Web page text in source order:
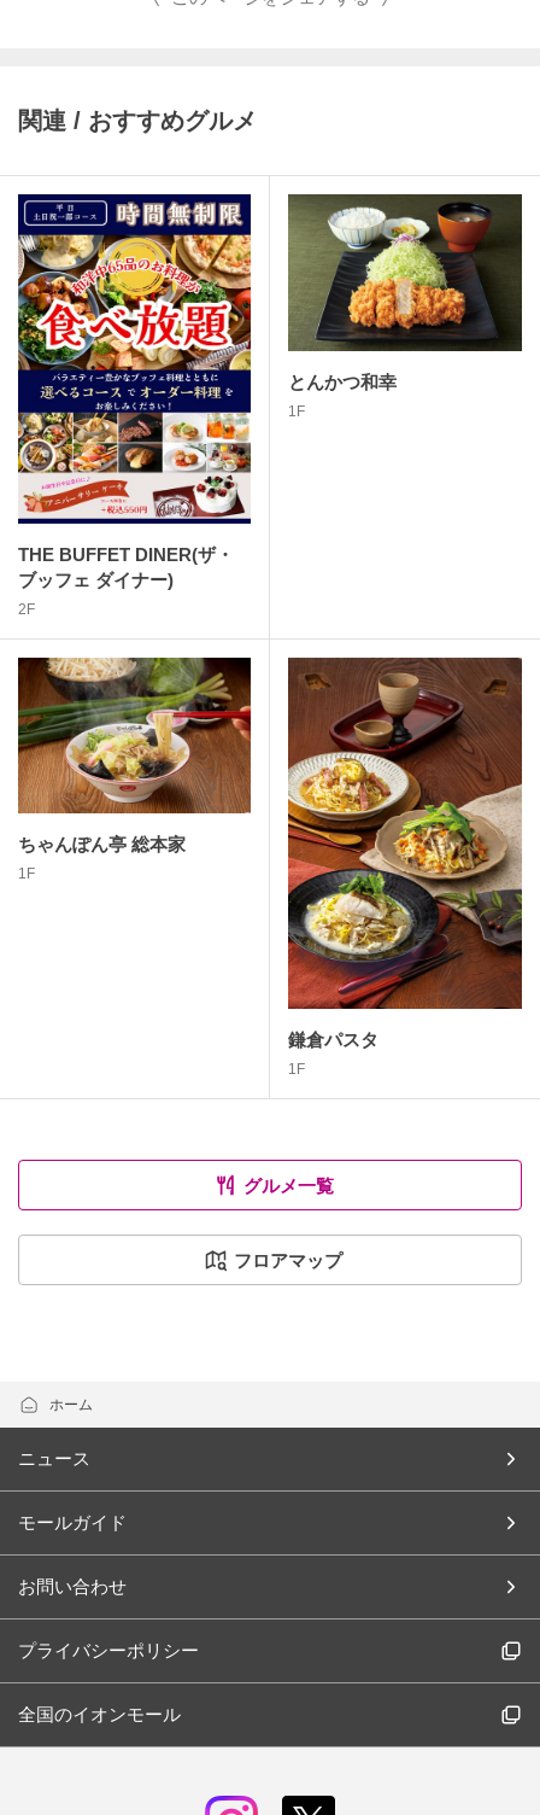
関連 / おすすめグルメ
THE BUFFET DINER(ザ・
ブッフェ ダイナー)
2F
とんかつ和幸
1F
ちゃんぽん亭 総本家
1F
鎌倉パスタ
1F
グルメ一覧
フロアマップ
ホーム
ニュース
モールガイド
お問い合わせ
プライバシーポリシー
全国のイオンモール